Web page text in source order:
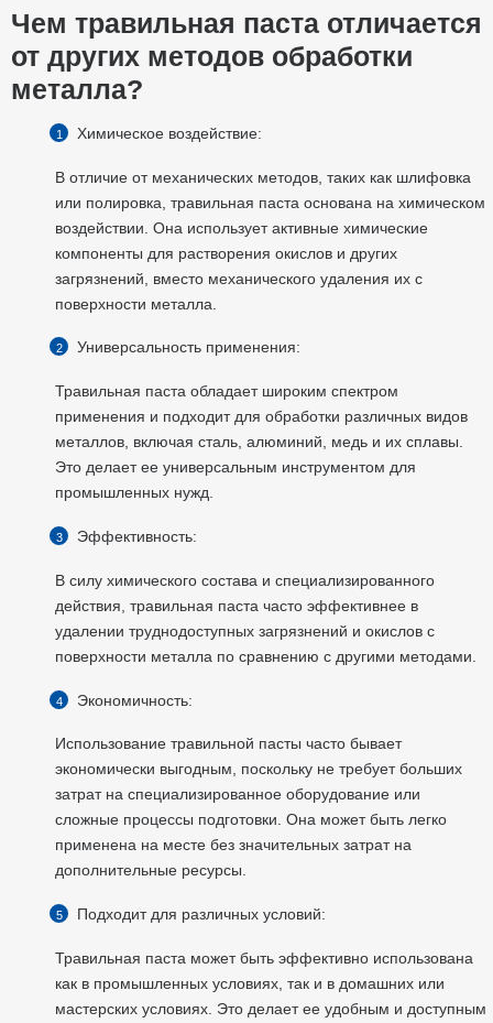
Чем травильная паста отличается
от других методов обработки
металла?
Химическое воздействие:
В отличие от механических методов, таких как шлифовка
или полировка, травильная паста основана на химическом
воздействии. Она использует активные химические
компоненты для растворения окислов и других
загрязнений, вместо механического удаления их с
поверхности металла.
Универсальность применения:
Травильная паста обладает широким спектром
применения и подходит для обработки различных видов
металлов, включая сталь, алюминий, медь и их сплавы.
Это делает ее универсальным инструментом для
промышленных нужд.
Эффективность:
В силу химического состава и специализированного
действия, травильная паста часто эффективнее в
удалении труднодоступных загрязнений и окислов с
поверхности металла по сравнению с другими методами.
Экономичность:
Использование травильной пасты часто бывает
экономически выгодным, поскольку не требует больших
затрат на специализированное оборудование или
сложные процессы подготовки. Она может быть легко
применена на месте без значительных затрат на
дополнительные ресурсы.
Подходит для различных условий:
Травильная паста может быть эффективно использована
как в промышленных условиях, так и в домашних или
мастерских условиях. Это делает ее удобным и доступным